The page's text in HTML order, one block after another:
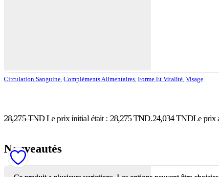
Circulation Sanguine Compléments Alimentaires Forme Et Vitalité Visage
28,275TND Le prix initial était : 28,275 TND.24,034TNDLe prix
Nouveautés